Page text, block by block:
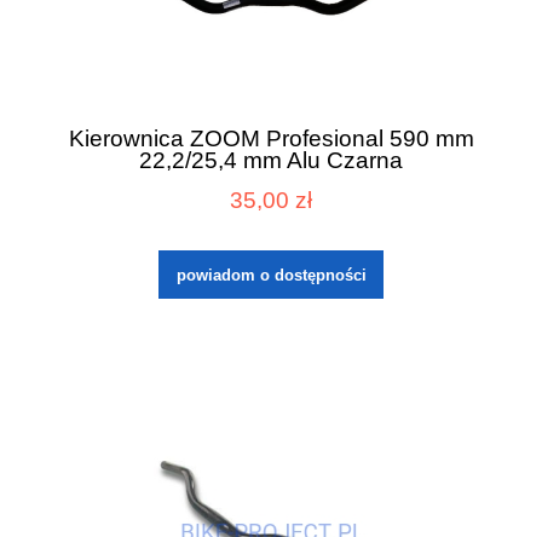
Kierownica ZOOM Profesional 590 mm
22,2/25,4 mm Alu Czarna
35,00 zł
powiadom o dostępności